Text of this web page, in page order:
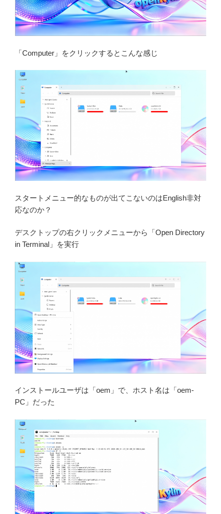
「Computer」をクリックするとこんな感じ
スタートメニュー的なものが出てこないのはEnglish非対
応なのか？
デスクトップの右クリックメニューから「Open Directory
in Terminal」を実行
インストールユーザは「oem」で、ホスト名は「oem-
PC」だった